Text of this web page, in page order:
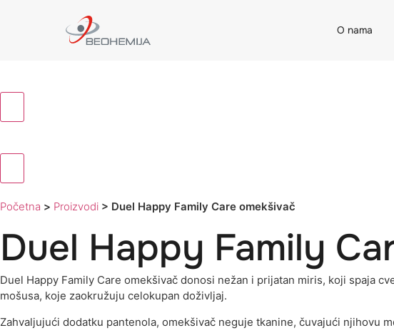
O nama
Početna > Proizvodi > Duel Happy Family Care omekšivač
Duel Happy Family
Duel Happy Family Care omekšivač donosi nežan i prijatan miris, koji spaja
mošusa, koje zaokružuju celokupan doživljaj.
Zahvaljujući dodatku pantenola, omekšivač neguje tkanine, čuvajući njihovu